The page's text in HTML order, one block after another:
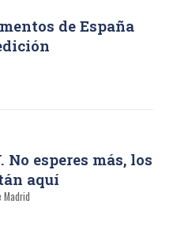
de España
No esperes más, los
aquí
Madrid